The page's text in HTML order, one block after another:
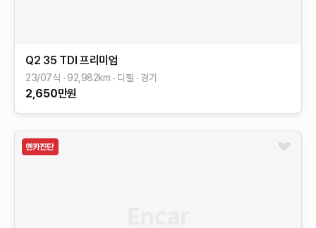
Q2 35 TDI 프리미엄
23/07식 92,982km 디젤 경기
2,650만원